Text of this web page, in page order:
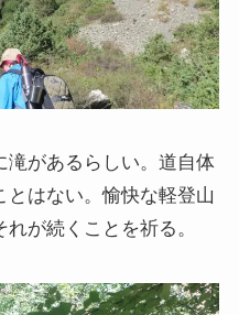
滝があるらしい。道自体
はない。愉快な軽登山
が続くことを祈る。